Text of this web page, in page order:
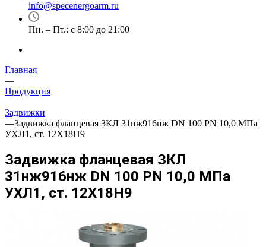
info@specenergoarm.ru
Пн. – Пт.: с 8:00 до 21:00
Главная
—
Продукция
—
Задвижки
—Задвижка фланцевая ЗКЛ 31нж916нж DN 100 PN 10,0 МПа
УХЛ1, ст. 12Х18Н9
Задвижка фланцевая ЗКЛ
31нж916нж DN 100 PN 10,0 МПа
УХЛ1, ст. 12Х18Н9